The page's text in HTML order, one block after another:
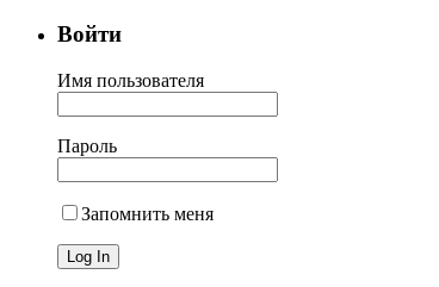
Войти
Имя пользователя
Пароль
Запомнить меня